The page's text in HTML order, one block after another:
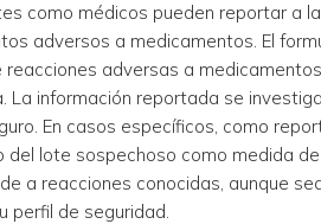
como médicos pueden reportar a
adversos a medicamentos. El
reacciones adversas a
información reportada se
En casos específicos, como
lote sospechoso como medida de
a reacciones conocidas, aunque
perfil de seguridad.